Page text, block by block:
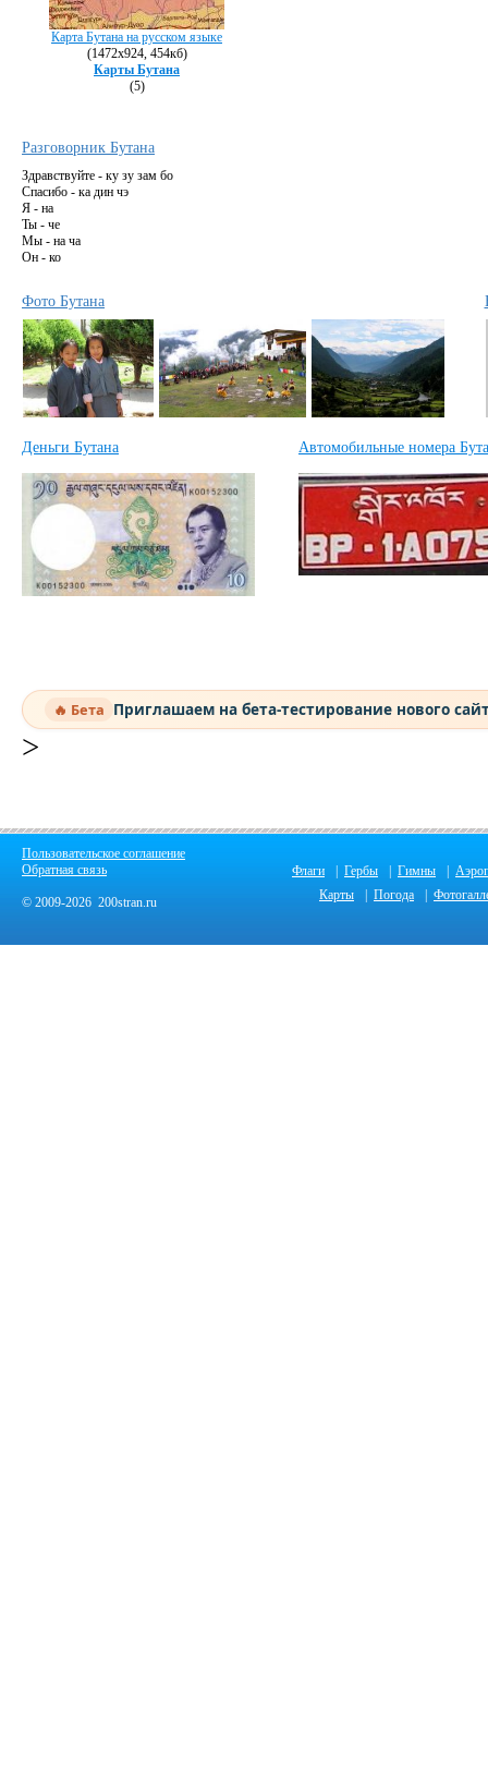
Карта Бутана на русском языке
(1472х924, 454кб)
Карты Бутана
(5)
Разговорник Бутана
Здравствуйте - ку зу зам бо
Спасибо - ка дин чэ
Я - на
Ты - че
Мы - на ча
Он - ко
Фото Бутана
Деньги Бутана Автомобильные номера
🔥 Бета Приглашаем на бета-тестирование нового
>
Пользовательское соглашение
Обратная связь
© 2009-2026 200stran.ru
Флаги Гербы Гимны
Карты
Погода